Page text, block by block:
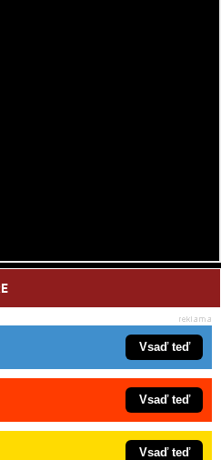
Vsaď teď
Vsaď teď
Vsaď teď